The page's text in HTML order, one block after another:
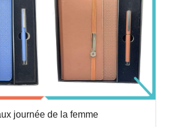
journée de la femme